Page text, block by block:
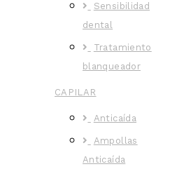
Sensibilidad
dental
Tratamiento
blanqueador
CAPILAR
Anticaída
Ampollas
Anticaída